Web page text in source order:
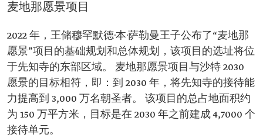
麦地那愿景项目
2022 年，王储穆罕默德·本·萨勒曼王子公布了“麦地那
愿景”项目的基础规划和总体规划，该项目的选址将位
于先知寺的东部区域。 麦地那愿景项目与沙特 2030
愿景的目标相符，即：到 2030 年，将先知寺的接待能
力提高到 3,000 万名朝圣者。 该项目的总占地面积约
为 150 万平方米，目标是在 2030 年之前建成 4,7000 个
接待单元。